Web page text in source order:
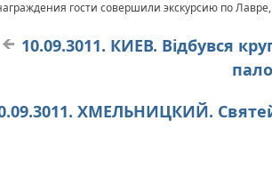
гости совершили экскурсию по
10.09.3011. КИЕВ. Відбувся
ХМЕЛЬНИЦКИЙ.